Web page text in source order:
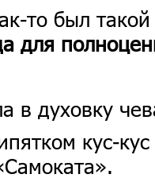
то был
для
в духовку
кус-